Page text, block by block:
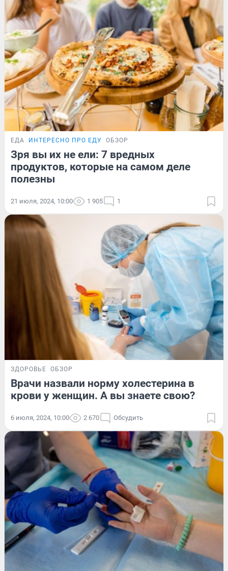
ЕДА ИНТЕРЕСНО ПРО ЕДУ ОБЗОР
Зря вы их не ели: 7 вредных
продуктов, которые на самом деле
полезны
21 июля, 2024, 10:00 1 905 1
ЗДОРОВЬЕ ОБЗОР
Врачи назвали норму холестерина в
крови у женщин. А вы знаете свою?
6 июля, 2024, 10:00 2 670 Обсудить